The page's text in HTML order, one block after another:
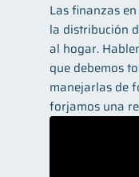
Las finanzas
la distribución
al hogar.
que debemos
manejarlas de
forjamos una